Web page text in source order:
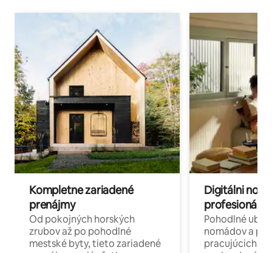
Kompletne zariadené
prenájmy
Od pokojných horských
zrubov až po pohodlné
mestské byty, tieto zariadené
Digitálni
profesionáli
Pohodlné
nomádov a
pracujúcich